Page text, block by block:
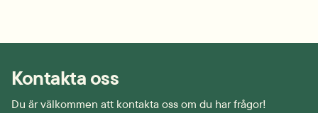
Kontakta oss
Du är välkommen att kontakta oss om du har frågor!